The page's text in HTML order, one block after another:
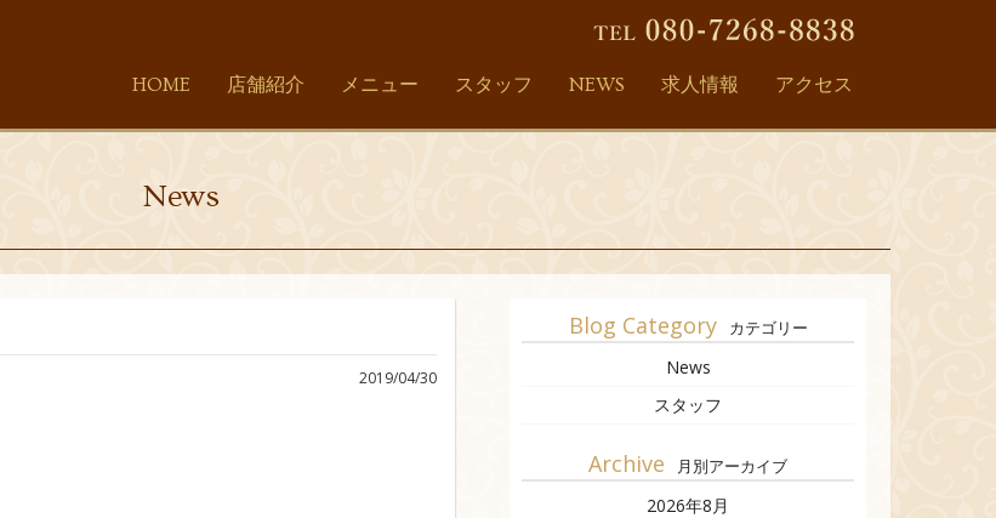
HOME 店舗紹介 メニュー スタッフ NEWS 求人情報 アクセス
News
2019/04/30
Blog Category カテゴリー
News
スタッフ
Archive 月別アーカイブ
2026年8月